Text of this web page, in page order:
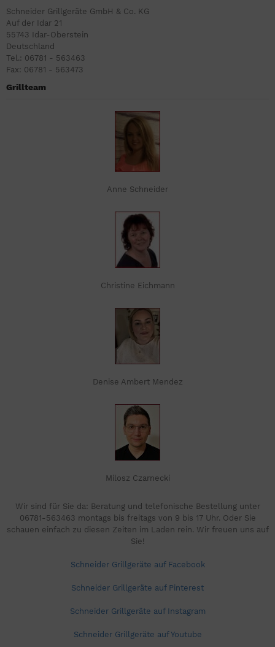
Schneider Grillgeräte GmbH & Co. KG
Auf der Idar 21
55743 Idar-Oberstein
Deutschland
Tel.: 06781 - 563463
Fax: 06781 - 563473
Grillteam
Anne Schneider
Christine Eichmann
Denise Ambert Mendez
Milosz Czarnecki
Wir sind für Sie da: Beratung und telefonische Bestellung unter
06781-563463 montags bis freitags von 9 bis 17 Uhr. Oder Sie
schauen einfach zu diesen Zeiten im Laden rein. Wir freuen uns auf
Sie!
Schneider Grillgeräte auf Facebook
Schneider Grillgeräte auf Pinterest
Schneider Grillgeräte auf Instagram
Schneider Grillgeräte auf Youtube